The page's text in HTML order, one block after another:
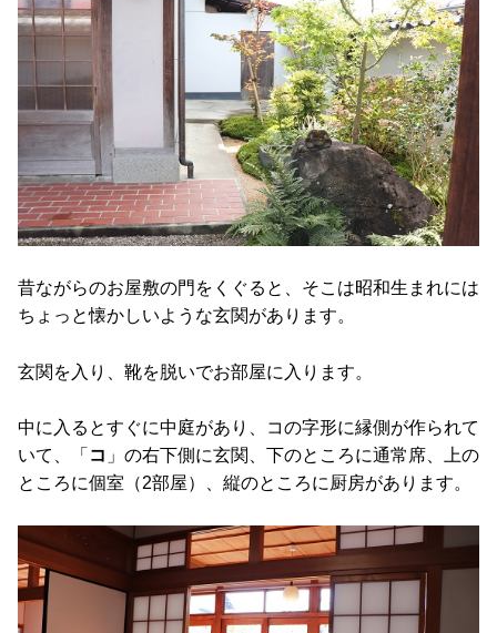
昔ながらのお屋敷の門をくぐると、そこは昭和生まれには
ちょっと懐かしいような玄関があります。
玄関を入り、靴を脱いでお部屋に入ります。
中に入るとすぐに中庭があり、コの字形に縁側が作られて
いて、「 コ 」の右下側に玄関、下のところに通常席、上の
ところに個室（2部屋）、縦のところに厨房があります。